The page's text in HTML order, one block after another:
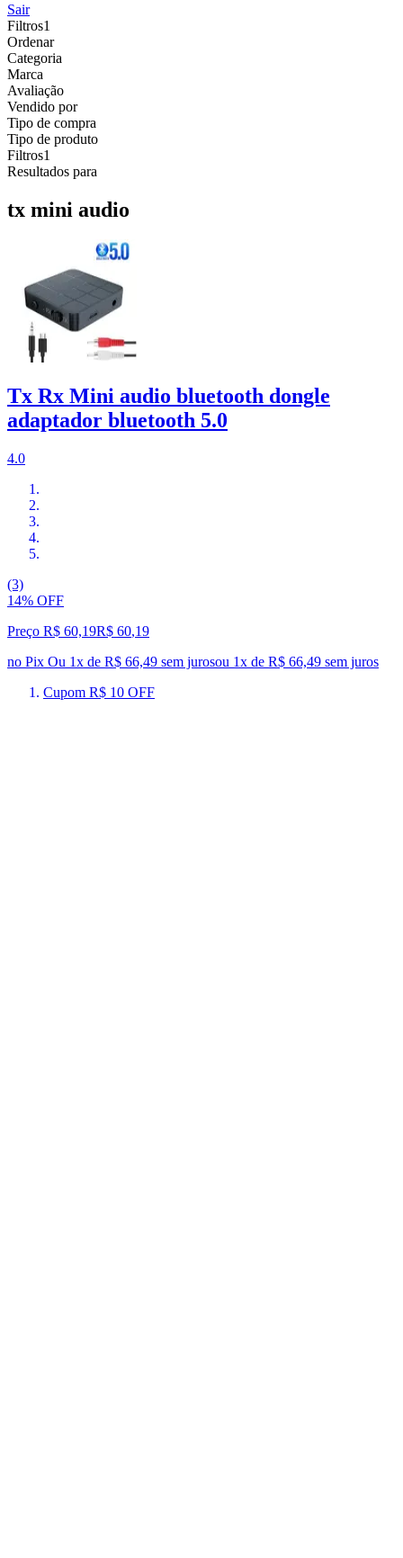
Sair
Filtros1
Ordenar
Categoria
Marca
Avaliação
Vendido por
Tipo de compra
Tipo de produto
Filtros1
Resultados para
tx mini audio
Tx Rx Mini audio bluetooth dongle
adaptador bluetooth 5.0
4.0
(3)
14% OFF
Preço R$ 60,19R$ 60,19
no Pix Ou 1x de R$ 66,49 sem jurosou 1x de R$ 66,49 sem juros
Cupom R$ 10 OFF